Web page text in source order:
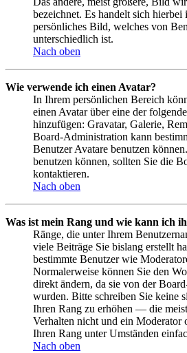
bezeichnet. Es handelt sich
persönliches Bild, welches von
unterschiedlich ist.
Nach oben
Wie verwende ich einen Avatar?
In Ihrem persönlichen Bereich
einen Avatar über eine der
hinzufügen: Gravatar, Galerie,
Board-Administration kann
Benutzer Avatare benutzen
benutzen können, sollten Sie die
kontaktieren.
Nach oben
Was ist mein Rang und wie kann ich
Ränge, die unter Ihrem
viele Beiträge Sie bislang erstellt
bestimmte Benutzer wie
Normalerweise können Sie den
direkt ändern, da sie von der
wurden. Bitte schreiben Sie keine
Ihren Rang zu erhöhen — die
Verhalten nicht und ein
Ihren Rang unter Umständen
Nach oben